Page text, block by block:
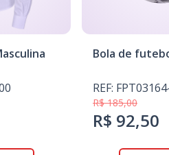
Bola de
REF:
R$ 185,00
R$ 92,50